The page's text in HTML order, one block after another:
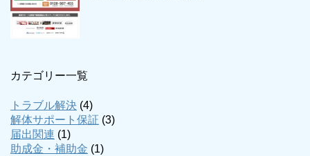
カテゴリー一覧
トラブル解決 (4)
解体サポート保証 (3)
届出関連 (1)
助成金・補助金 (1)